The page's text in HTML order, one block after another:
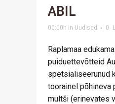
ABIL
00:00h in Uudised 0
Raplamaa
puiduettevõtteid
spetsialiseerunud
toorainel põhineva
multši (erinevates